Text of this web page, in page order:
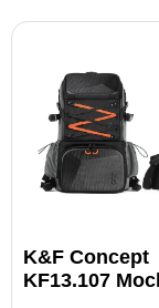
K&F Concept
KF13.107